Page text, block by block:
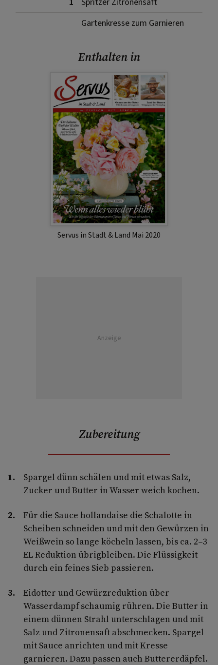
Gartenkresse zum Garnieren
Enthalten in
Servus in Stadt & Land Mai 2020
Anzeige
Zubereitung
Spargel dünn schälen und mit etwas Salz,
Zucker und Butter in Wasser weich kochen.
Für die Sauce hollandaise die Schalotte in
Scheiben schneiden und mit den Gewürzen in
Weißwein so lange köcheln lassen, bis ca. 2–3
EL Reduktion übrigbleiben. Die Flüssigkeit
durch ein feines Sieb passieren.
Eidotter und Gewürzreduktion über
Wasserdampf schaumig rühren. Die Butter in
einem dünnen Strahl unterschlagen und mit
Salz und Zitronensaft abschmecken. Spargel
mit Sauce anrichten und mit Kresse
garnieren. Dazu passen auch Buttererdäpfel.